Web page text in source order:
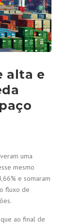
alta e
uma
mesmo
e somaram
fluxo de
ao final de